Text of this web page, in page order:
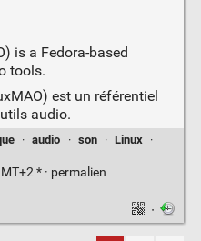
is a Fedora-based
tools.
est un référentiel
audio.
· audio · son · Linux
·
* · permalien
·